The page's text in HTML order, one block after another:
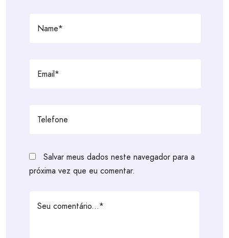
Salvar meus dados neste navegador para a
próxima vez que eu comentar.